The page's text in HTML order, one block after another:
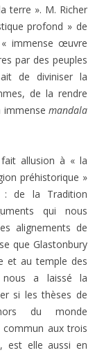
terre ». M. Richer
profond » de
immense œuvre
par des peuples
de diviniser la
de la rendre
immense mandala
allusion à « la
préhistorique »
: de la Tradition
qui nous
alignements de
que Glastonbury
et au temple des
nous a laissé la
si les thèses de
du monde
commun aux trois
est elle aussi en